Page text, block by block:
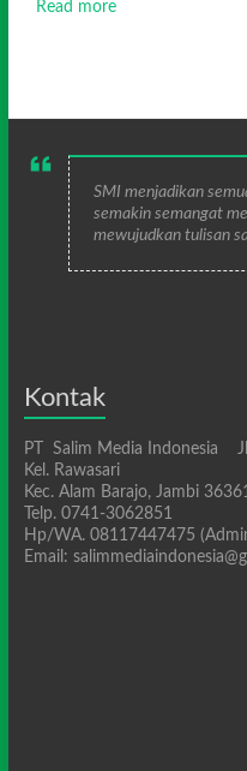
Read more
SMI menjadikan
semakin semangat
mewujudkan tulisan
Kontak
PT Salim Media Indonesia
Kel. Rawasari
Kec. Alam Barajo, Jambi
Telp. 0741-3062851
Hp/WA. 08117447475
Email: